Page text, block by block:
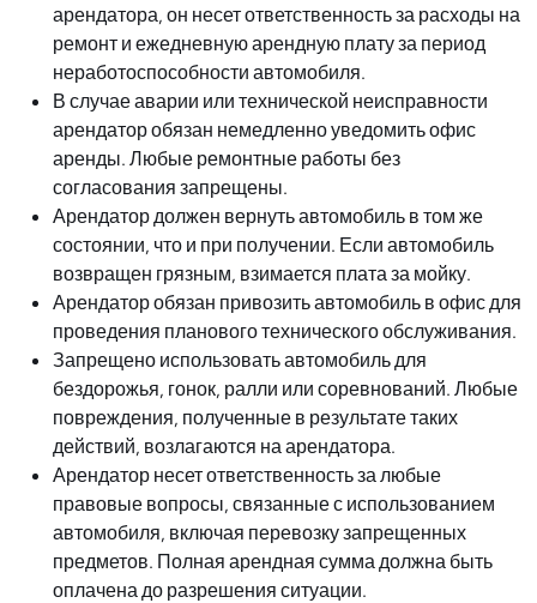
арендатора, он несет ответственность за расходы на
ремонт и ежедневную арендную плату за период
неработоспособности автомобиля.
В случае аварии или технической неисправности
арендатор обязан немедленно уведомить офис
аренды. Любые ремонтные работы без
согласования запрещены.
Арендатор должен вернуть автомобиль в том же
состоянии, что и при получении. Если автомобиль
возвращен грязным, взимается плата за мойку.
Арендатор обязан привозить автомобиль в офис для
проведения планового технического обслуживания.
Запрещено использовать автомобиль для
бездорожья, гонок, ралли или соревнований. Любые
повреждения, полученные в результате таких
действий, возлагаются на арендатора.
Арендатор несет ответственность за любые
правовые вопросы, связанные с использованием
автомобиля, включая перевозку запрещенных
предметов. Полная арендная сумма должна быть
оплачена до разрешения ситуации.